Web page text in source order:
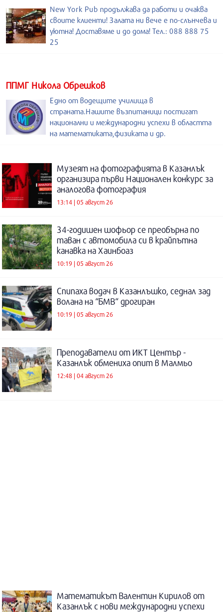
New York Pub продължава да работи и очаква
своите клиенти! Залата ни вече е по-слънчева и
уютна! Доставяме и до дома! Тел.: 088 888 75
25
ППМГ Никола Обрешков
Едно от водещите училища в
страната.Нашите възпитаници постигат
национални и международни успехи в областта
на математиката,физиката и др.
Музеят на фотографията в Казанлък
организира първи Национален конкурс за
аналогова фотография
13:14 | 05 август 26
34-годишен шофьор се преобърна по
таван с автомобила си в крайпътна
канавка на Хаинбоаз
10:19 | 05 август 26
Спипаха водач в Казанлъшко, седнал зад
волана на “БМВ“ дрогиран
10:19 | 05 август 26
Преподаватели от ИКТ Център -
Казанлък обмениха опит в Малмьо
12:48 | 04 август 26
Математикът Валентин Кирилов от
Казанлък с нови международни успехи